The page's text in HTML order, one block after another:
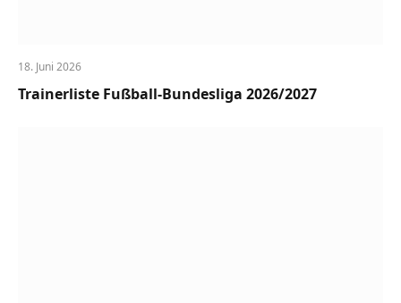
18. Juni 2026
Trainerliste Fußball-Bundesliga 2026/2027